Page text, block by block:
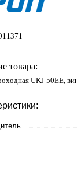
товара:
UKJ-50EE,